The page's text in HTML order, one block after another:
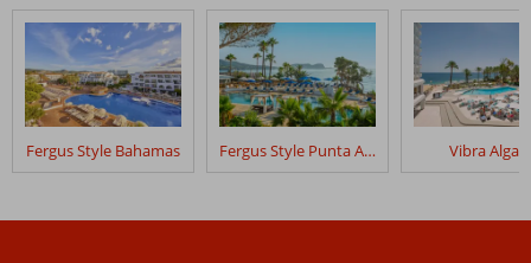
Go
Invisa
Figueral
Resort
Beoordelingen
die
Fergus Style Bahamas Fergus Style Punta Arabi Vibra